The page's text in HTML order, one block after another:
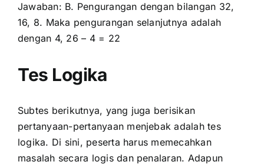
Jawaban: B. Pengurangan dengan bilangan 32,
16, 8. Maka pengurangan selanjutnya adalah
dengan 4, 26 – 4 = 22
Tes Logika
Subtes berikutnya, yang juga berisikan
pertanyaan-pertanyaan menjebak adalah tes
logika. Di sini, peserta harus memecahkan
masalah secara logis dan penalaran. Adapun